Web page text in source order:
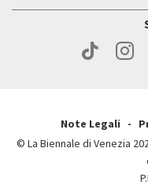
Contatti
Note Legali
© La Biennale di Venezia